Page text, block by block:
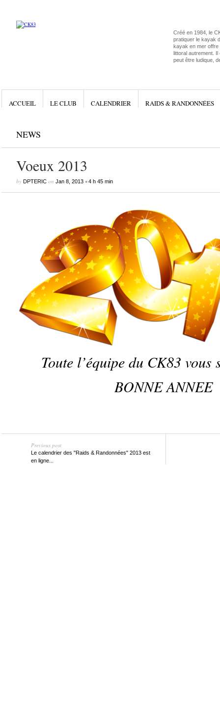
Créé en 1984, le
pratiquer le kayak
kayak en mer offre
littoral autrement.
peut être ludique,
ACCUEIL LE CLUB CALENDRIER RAIDS & RANDONNÉES
NEWS
Voeux 2013
by DPTERICon Jan 8, 2013•4 h 45 min
Toute l’équipe du CK83 vous
BONNE ANNEE
Previous post
Le calendrier des "Raids & Randonnées" 2013 est
en ligne...